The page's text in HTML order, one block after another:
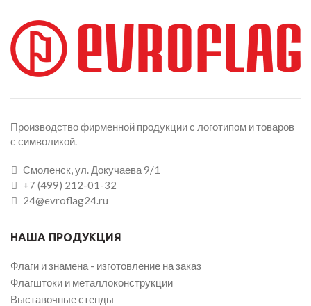
Производство фирменной продукции с логотипом и товаров
с символикой.
Смоленск, ул. Докучаева 9/1
+7 (499) 212-01-32
24@evroflag24.ru
НАША ПРОДУКЦИЯ
Флаги и знамена - изготовление на заказ
Флагштоки и металлоконструкции
Выставочные стенды